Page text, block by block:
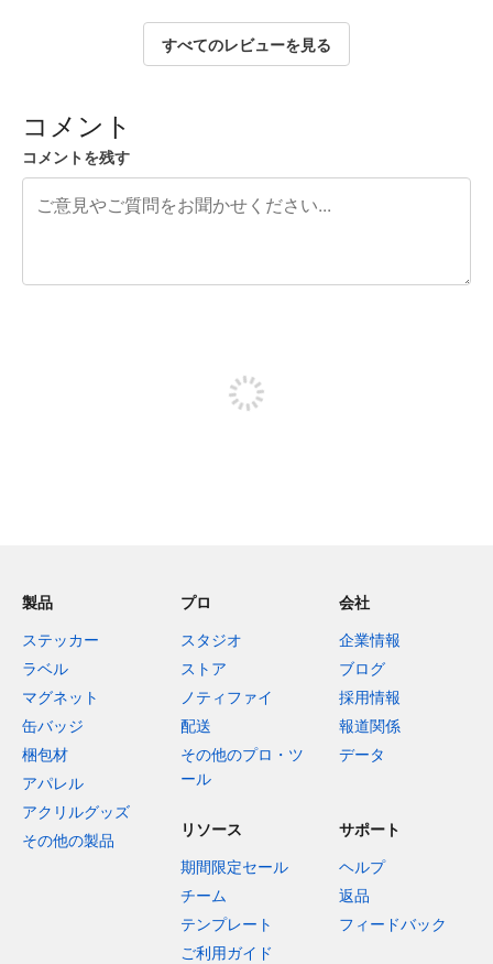
すべてのレビューを見る
コメント
コメントを残す
製品
ステッカー
ラベル
マグネット
缶バッジ
梱包材
アパレル
アクリルグッズ
その他の製品
プロ
スタジオ
ストア
ノティファイ
配送
その他のプロ・ツ
ール
会社
企業情報
ブログ
採用情報
報道関係
データ
リソース
期間限定セール
チーム
テンプレート
ご利用ガイド
サポート
ヘルプ
返品
フィードバック